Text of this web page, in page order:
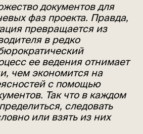
документов для
фаз проекта. Правда,
превращается из
в редко
ее ведения отнимает
чем экономится на
с помощью
Так что в каждом
следовать
или взять из них